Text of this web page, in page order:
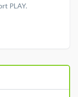
PLAY.